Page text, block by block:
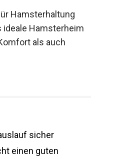
Hamsterhaltung
ideale Hamsterheim
als auch
sicher
einen guten